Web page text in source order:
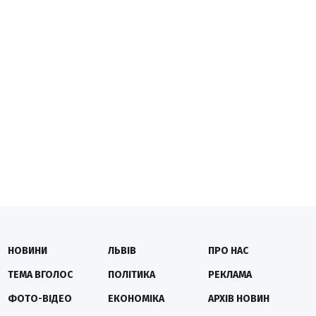
НОВИНИ
ТЕМА ВГОЛОС
ФОТО-ВІДЕО
ЛЬВІВ
ПОЛІТИКА
ЕКОНОМІКА
ПРО НАС
РЕКЛАМА
АРХІВ НОВИН